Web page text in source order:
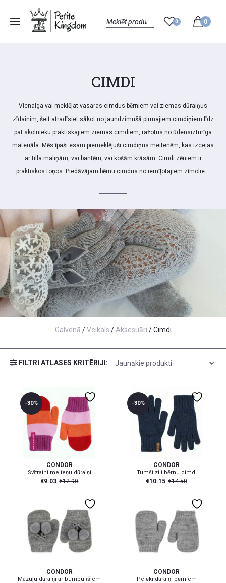
Menu
0 0
CIMDI
Vienalga vai meklējat vasaras cimdus bērniem vai ziemas dūraiņus
zīdainim, šeit atradīsiet sākot no jaundzimušā pirmajiem cimdiņiem līdz
pat skolnieku praktiskajiem ziemas cimdiem, ražotus no ūdensizturīga
materiāla. Mēs īpaši esam piemeklējuši cimdiņus meitenēm, kas izceļas
ar tilla maliņām, vai bantēm, vai košām krāsām. Cimdi zēniem ir
praktiskos toņos. Piedāvājam bērnu cimdus no iemīļotajiem zīmoliem
Galvenā /Veikals / Aksesuāri / Cimdi
FILTRI ATLASES KRITĒRIJI:
-30%
6-12 mēn
CÓNDOR
Svītraini meiteņu dūraiņi
€12.90
€9.03
-30%
4-6 gadi
CÓNDOR
Tumši zili bērnu cimdi
€14.50
€10.15
3-6 mēn
CÓNDOR
Mazuļu dūraiņi ar bumbulīšiem
3-6 mēn
CÓNDOR
Pelēki dūraiņi bērniem